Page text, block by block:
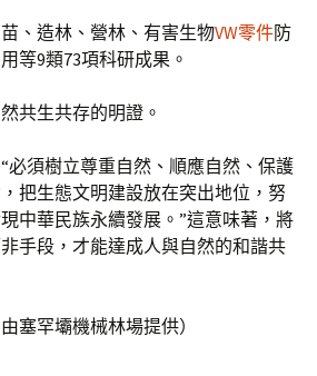
、造林、營林、有害生物VW零件防
等9類73項科研成果。
共生共存的明證。
必須樹立尊重自然、順應自然、保護
把生態文明建設放在突出地位，努
中華民族永續發展。”這意味著，將
手段，才能達成人與自然的和諧共
塞罕壩機械林場提供）